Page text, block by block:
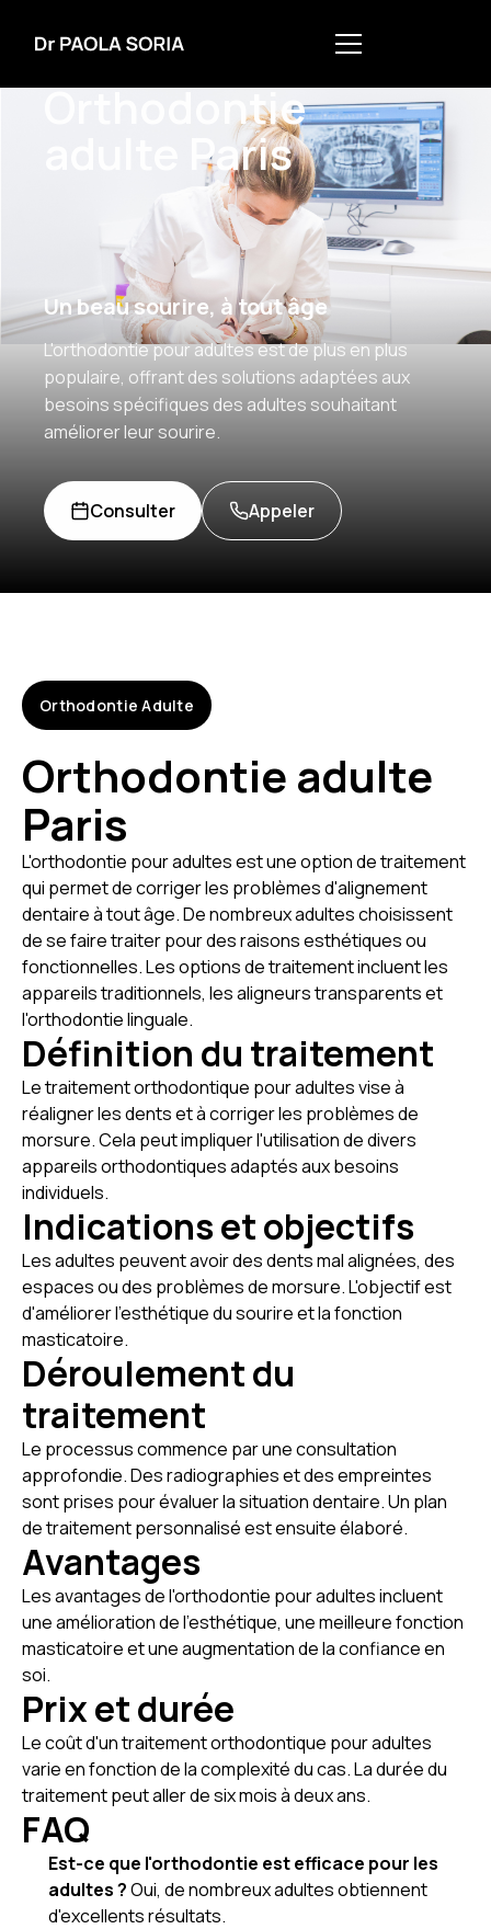
Orthodontie Adulte
Orthodontie
adulte Paris
Un beau sourire, à tout âge
L'orthodontie pour adultes est de plus en plus
populaire, offrant des solutions adaptées aux
besoins spécifiques des adultes souhaitant
améliorer leur sourire.
Consulter Appeler
Orthodontie Adulte
Orthodontie adulte
Paris
L'orthodontie pour adultes est une option de traitement
qui permet de corriger les problèmes d'alignement
dentaire à tout âge. De nombreux adultes choisissent
de se faire traiter pour des raisons esthétiques ou
fonctionnelles. Les options de traitement incluent les
appareils traditionnels, les aligneurs transparents et
l'orthodontie linguale.
Définition du traitement
Le traitement orthodontique pour adultes vise à
réaligner les dents et à corriger les problèmes de
morsure. Cela peut impliquer l'utilisation de divers
appareils orthodontiques adaptés aux besoins
individuels.
Indications et objectifs
Les adultes peuvent avoir des dents mal alignées, des
espaces ou des problèmes de morsure. L'objectif est
d'améliorer l'esthétique du sourire et la fonction
masticatoire.
Déroulement du
traitement
Le processus commence par une consultation
approfondie. Des radiographies et des empreintes
sont prises pour évaluer la situation dentaire. Un plan
de traitement personnalisé est ensuite élaboré.
Avantages
Les avantages de l'orthodontie pour adultes incluent
une amélioration de l'esthétique, une meilleure fonction
masticatoire et une augmentation de la confiance en
soi.
Prix et durée
Le coût d'un traitement orthodontique pour adultes
varie en fonction de la complexité du cas. La durée du
traitement peut aller de six mois à deux ans.
FAQ
Est-ce que l'orthodontie est efficace pour les
adultes ?Oui, de nombreux adultes obtiennent
d'excellents résultats.